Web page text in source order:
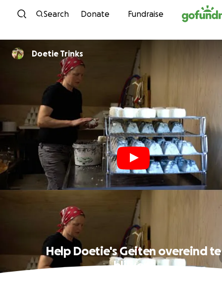
Skip to content
Search Donate Fundraise
Doetie Trinks
Help Doetie's Geiten overeind te
blijven!